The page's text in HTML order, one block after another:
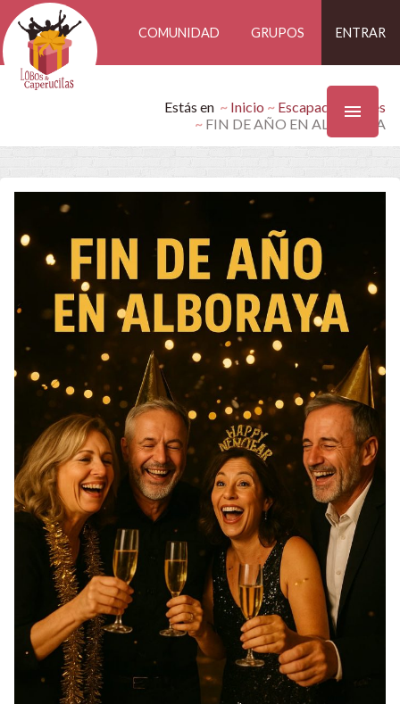
COMUNIDAD GRUPOS ENTRAR
Estás en Inicio
Escapadas Findes
FIN DE AÑO EN ALBORAYA